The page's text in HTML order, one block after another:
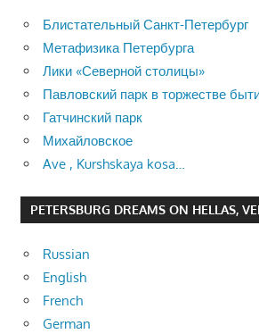
Блистательный Санкт-Петербург
Метафизика Петербурга
Лики «Северной столицы»
Павловский парк в торжестве
Гатчинский парк
Михайловское
Ave , Kurshskaya kosa…
PETERSBURG DREAMS ON HELLAS,
Russian
English
French
German